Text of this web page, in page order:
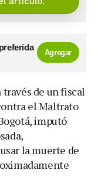
Agregar
través de un fiscal
el Maltrato
imputó
la muerte de